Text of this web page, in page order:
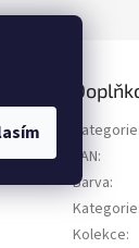
Kategorie
EAN:
Barva:
Kategorie
Kolekce: